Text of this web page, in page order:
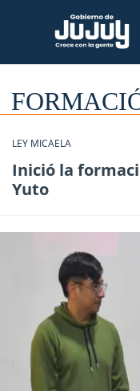
LEY MICAELA
Inició la
Yuto